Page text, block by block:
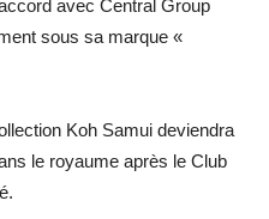
avec Central Group
sous sa marque «
Koh Samui deviendra
le royaume après le Club